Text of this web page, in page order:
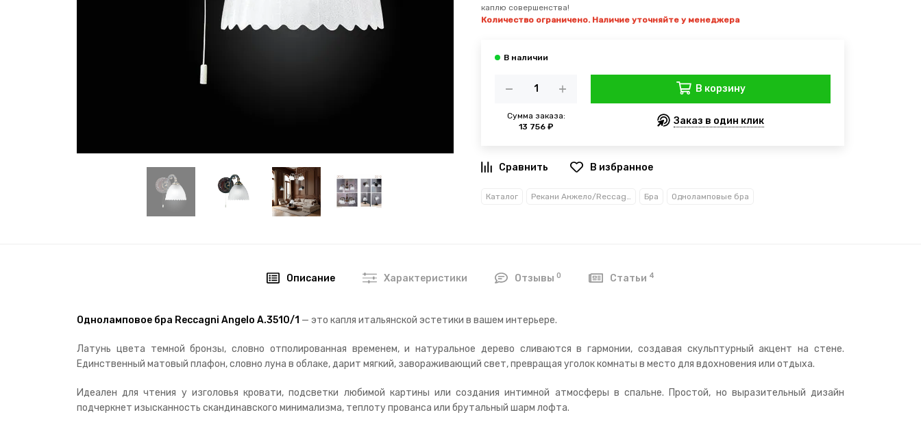
каплю совершенства!
Количество ограничено. Наличие уточняйте у менеджера
Сумма заказа:
13 756 ₽
В корзину
Заказ в один клик
В избранное
Каталог Рекани Анжело/Reccagni Angelo Бра Одноламповые бра
Описание Характеристики Отзывы 0 Статьи 4
Одноламповое бра Reccagni Angelo A.3510/1 — это капля итальянской эстетики в вашем интерьере.
Латунь цвета темной бронзы, словно отполированная временем, и натуральное дерево сливаются в гармонии, создавая скульптурный акцент на стене.
Единственный матовый плафон, словно луна в облаке, дарит мягкий, завораживающий свет, превращая уголок комнаты в место для вдохновения или отдыха.
Идеален для чтения у изголовья кровати, подсветки любимой картины или создания интимной атмосферы в спальне. Простой, но выразительный дизайн
подчеркнет изысканность скандинавского минимализма, теплоту прованса или брутальный шарм лофта.